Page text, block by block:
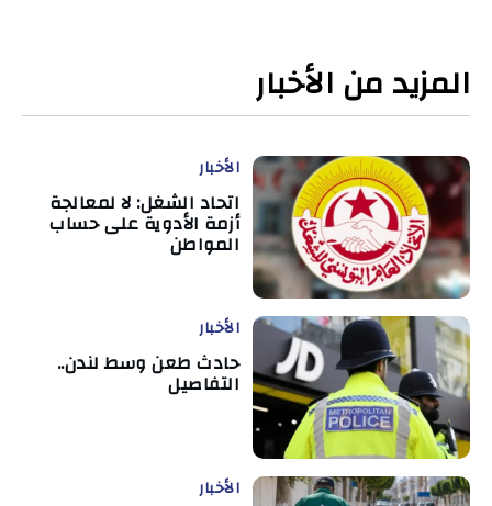
المزيد من الأخبار
الأخبار
اتحاد الشغل: لا لمعالجة
أزمة الأدوية على حساب
المواطن
الأخبار
حادث طعن وسط لندن..
التفاصيل
الأخبار